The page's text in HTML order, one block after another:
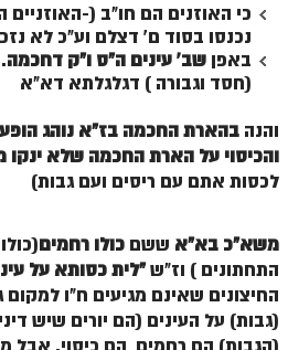
כי האוזנים הם חו"ב (-
נכנסו בסוד ם' דצלם וע"כ לא
באפן שב' עינים ה"ס ו"ק דחכמה
(חסד וגבורה ) דגלגלתא דא"א
והנה בהארת החכמה בז"א נוהג
והכיסוי על הארת החכמה שלא ינקו
לכסות אתם עם ריסים ועם גבות)
משא"כ בא"א ששם כולו רחמים
התחתונים ) וז"ש"לית כסותא על
החיצונים שאינם מגיעים ח"ו למקום
(גבות) על העינים (הם יורים שיש